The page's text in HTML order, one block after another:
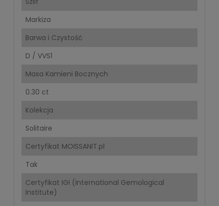
Markiza
Barwa i Czystość
D / VVS1
Masa Kamieni Bocznych
0.30 ct
Kolekcja
Solitaire
Certyfikat MOISSANIT.pl
Tak
Certyfikat IGI (International Gemological
Institute)